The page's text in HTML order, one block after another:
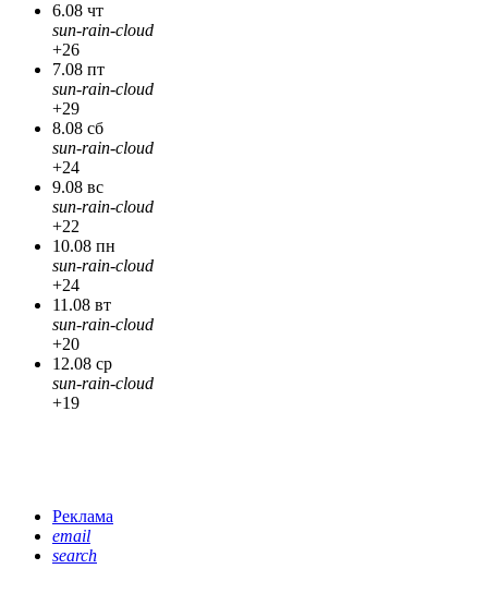
6.08 чт
sun-rain-cloud
+26
7.08 пт
sun-rain-cloud
+29
8.08 сб
sun-rain-cloud
+24
9.08 вс
sun-rain-cloud
+22
10.08 пн
sun-rain-cloud
+24
11.08 вт
sun-rain-cloud
+20
12.08 ср
sun-rain-cloud
+19
Реклама
email
search